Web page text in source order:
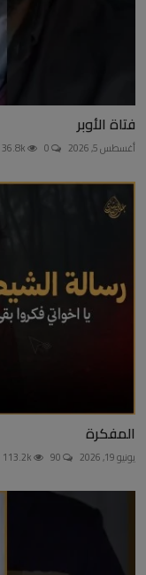
فتاة الأوبر
أغسطس 5, 2026
المفكرة
يونيو 19, 2026